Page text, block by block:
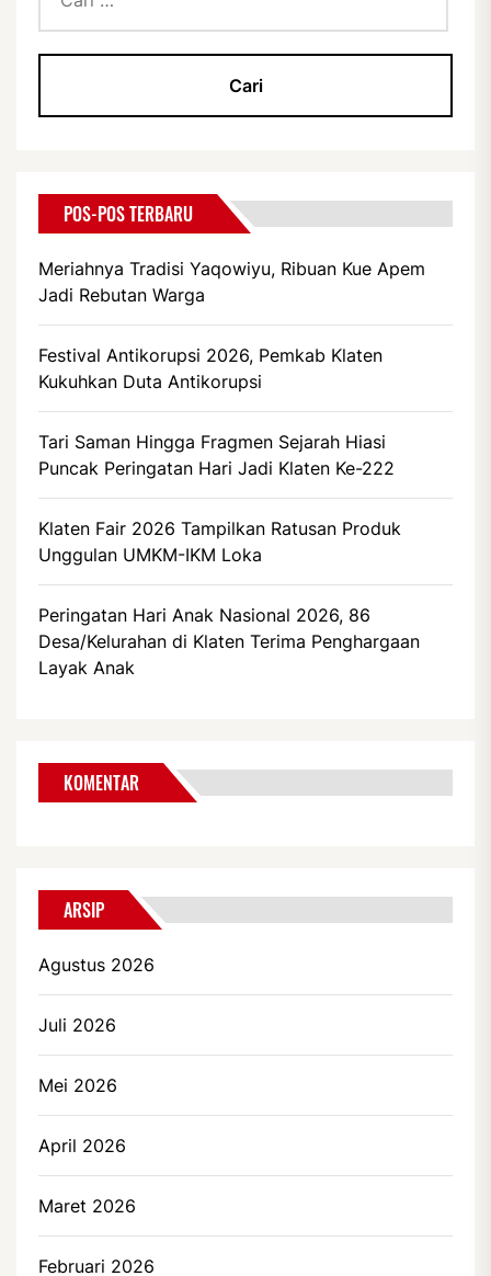
POS-POS TERBARU
Meriahnya Tradisi Yaqowiyu, Ribuan Kue Apem
Jadi Rebutan Warga
Festival Antikorupsi 2026, Pemkab Klaten
Kukuhkan Duta Antikorupsi
Tari Saman Hingga Fragmen Sejarah Hiasi
Puncak Peringatan Hari Jadi Klaten Ke-222
Klaten Fair 2026 Tampilkan Ratusan Produk
Unggulan UMKM-IKM Loka
Peringatan Hari Anak Nasional 2026, 86
Desa/Kelurahan di Klaten Terima Penghargaan
Layak Anak
KOMENTAR
ARSIP
Agustus 2026
Juli 2026
Mei 2026
April 2026
Maret 2026
Februari 2026